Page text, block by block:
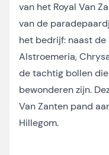
van het Royal Van
van de
het bedrijf: naast de
Alstroemeria,
de tachtig bollen
bewonderen zijn.
Van Zanten pand
Hillegom.